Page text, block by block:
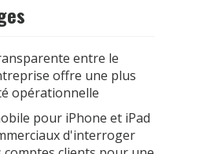
entre le
offre une plus
opérationnelle
pour iPhone et iPad
d'interroger